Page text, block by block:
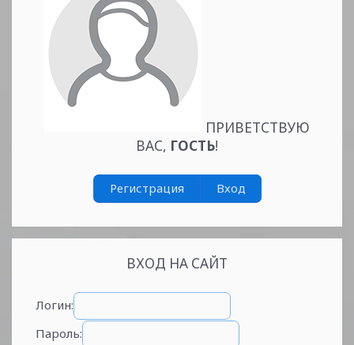
ПРИВЕТСТВУЮ
ВАС, ГОСТЬ!
Регистрация Вход
ВХОД НА САЙТ
Логин:
Пароль: